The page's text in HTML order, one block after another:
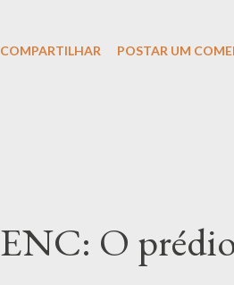
COMPARTILHAR POSTAR UM
ENC: O